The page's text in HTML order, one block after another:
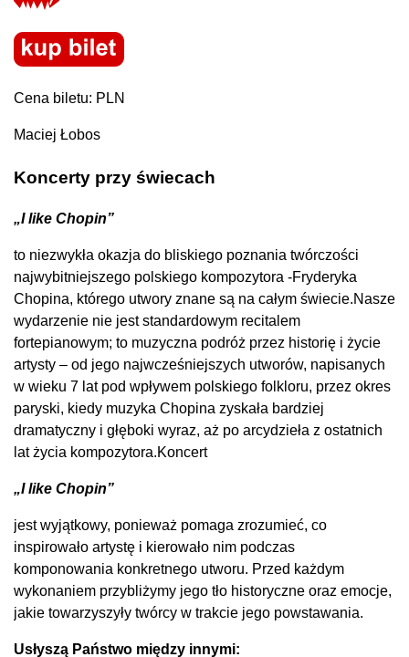
Cena biletu: PLN
Maciej Łobos
Koncerty przy świecach
„I like Chopin”
to niezwykła okazja do bliskiego poznania twórczości
najwybitniejszego polskiego kompozytora -Fryderyka
Chopina, którego utwory znane są na całym świecie.​Nasze
wydarzenie nie jest standardowym recitalem
fortepianowym; to muzyczna podróż przez historię i życie
artysty – od jego najwcześniejszych utworów, napisanych
w wieku 7 lat pod wpływem polskiego folkloru, przez okres
paryski, kiedy muzyka Chopina zyskała bardziej
dramatyczny i głęboki wyraz, aż po arcydzieła z ostatnich
lat życia kompozytora.​Koncert
„I like Chopin”
jest wyjątkowy, ponieważ pomaga zrozumieć, co
inspirowało artystę i kierowało nim podczas
komponowania konkretnego utworu. Przed każdym
wykonaniem przybliżymy jego tło historyczne oraz emocje,
jakie towarzyszyły twórcy w trakcie jego powstawania.
​Usłyszą Państwo między innymi: